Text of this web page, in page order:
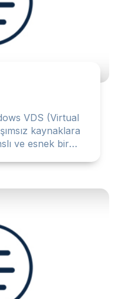
VDS (Virtual
kaynaklara
ve esnek bir